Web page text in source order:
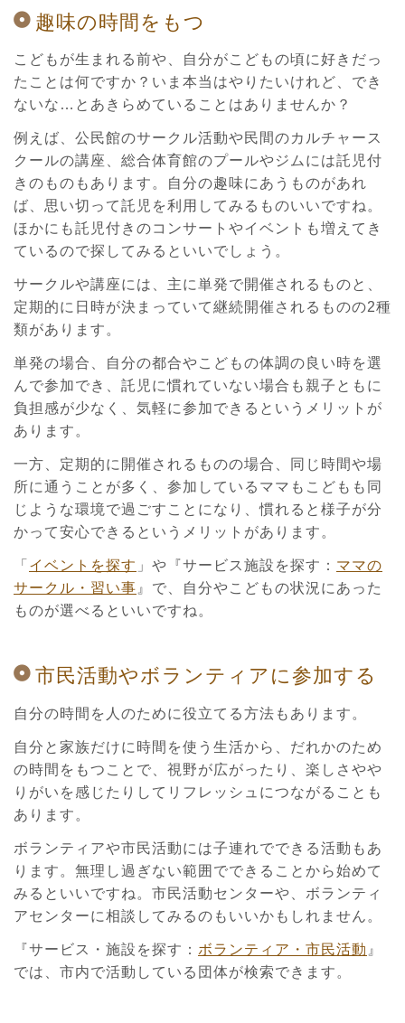
趣味の時間をもつ
こどもが生まれる前や、自分がこどもの頃に好きだっ
たことは何ですか？いま本当はやりたいけれど、でき
ないな…とあきらめていることはありませんか？
例えば、公民館のサークル活動や民間のカルチャース
クールの講座、総合体育館のプールやジムには託児付
きのものもあります。自分の趣味にあうものがあれ
ば、思い切って託児を利用してみるものいいですね。
ほかにも託児付きのコンサートやイベントも増えてき
ているので探してみるといいでしょう。
サークルや講座には、主に単発で開催されるものと、
定期的に日時が決まっていて継続開催されるものの2種
類があります。
単発の場合、自分の都合やこどもの体調の良い時を選
んで参加でき、託児に慣れていない場合も親子ともに
負担感が少なく、気軽に参加できるというメリットが
あります。
一方、定期的に開催されるものの場合、同じ時間や場
所に通うことが多く、参加しているママもこどもも同
じような環境で過ごすことになり、慣れると様子が分
かって安心できるというメリットがあります。
「 イベントを探す 」や『サービス施設を探す： ママの
サークル・習い事 』で、自分やこどもの状況にあった
ものが選べるといいですね。
市民活動やボランティアに参加する
自分の時間を人のために役立てる方法もあります。
自分と家族だけに時間を使う生活から、だれかのため
の時間をもつことで、視野が広がったり、楽しさやや
りがいを感じたりしてリフレッシュにつながることも
あります。
ボランティアや市民活動には子連れでできる活動もあ
ります。無理し過ぎない範囲でできることから始めて
みるといいですね。市民活動センターや、ボランティ
アセンターに相談してみるのもいいかもしれません。
『サービス・施設を探す： ボランティア・市民活動 』
では、市内で活動している団体が検索できます。